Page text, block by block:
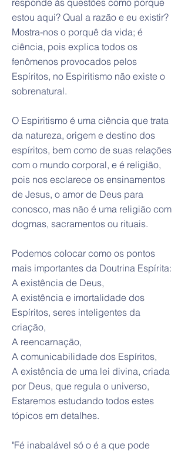
responde às questões como porque
estou aqui? Qual a razão e eu existir?
Mostra-nos o porquê da vida; é
ciência, pois explica todos os
fenômenos provocados pelos
Espíritos, no Espiritismo não existe o
sobrenatural.
O Espiritismo é uma ciência que trata
da natureza, origem e destino dos
espíritos, bem como de suas relações
com o mundo corporal, e é religião,
pois nos esclarece os ensinamentos
de Jesus, o amor de Deus para
conosco, mas não é uma religião com
dogmas, sacramentos ou rituais.
Podemos colocar como os pontos
mais importantes da Doutrina Espírita:
A existência de Deus,
A existência e imortalidade dos
Espíritos, seres inteligentes da
criação,
A reencarnação,
A comunicabilidade dos Espíritos,
A existência de uma lei divina, criada
por Deus, que regula o universo,
Estaremos estudando todos estes
tópicos em detalhes.
"Fé inabalável só o é a que pode